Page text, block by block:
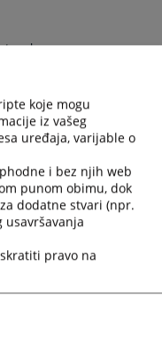
osigurati bolje i
koje mogu
iz vašeg
uređaja, varijable o
i bez njih web
punom obimu, dok
dodatne stvari (npr.
usavršavanja
pravo na